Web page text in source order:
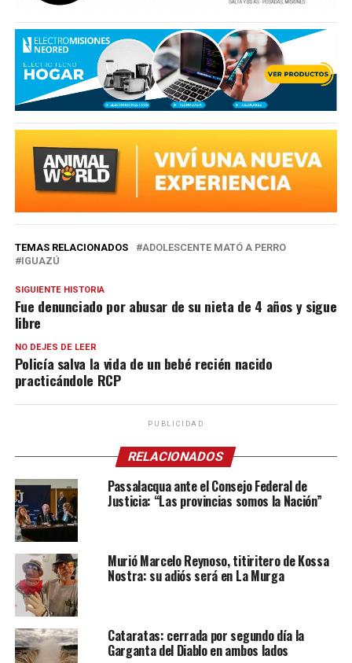
TEMAS RELACIONADOS
ADOLESCENTE MATÓ A PERRO
IGUAZÚ
SIGUIENTE HISTORIA
Fue denunciado por abusar de su nieta de 4 años y sigue
libre
NO DEJES DE LEER
Policía salva la vida de un bebé recién nacido
practicándole RCP
PUBLICIDAD
RELACIONADOS
Passalacqua ante el Consejo Federal de
Justicia: “Las provincias somos la Nación”
Murió Marcelo Reynoso, titiritero de Kossa
Nostra: su adiós será en La Murga
Cataratas: cerrada por segundo día la
Garganta del Diablo en ambos lados